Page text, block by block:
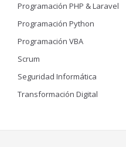
Programación PHP & Laravel
Programación Python
Programación VBA
Scrum
Seguridad Informática
Transformación Digital